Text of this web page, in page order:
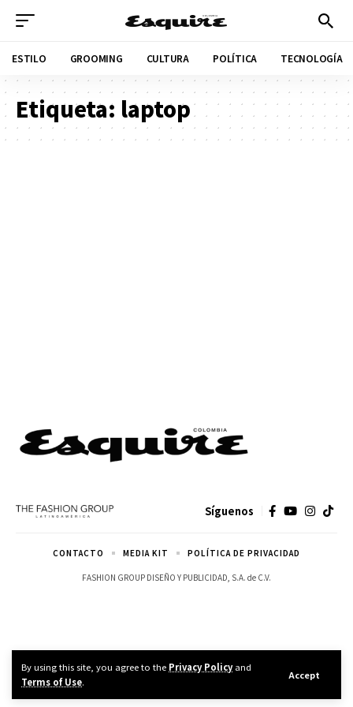
By using this site, you agree to the Privacy Policyand
Terms of Use.
Accept
ESTILO GROOMING CULTURA POLÍTICA TECNOLOGÍA
Etiqueta: laptop
Síguenos
FASHION GROUP DISEÑO Y PUBLICIDAD, S.A. de C.V.
CONTACTO MEDIA KIT POLÍTICA DE PRIVACIDAD